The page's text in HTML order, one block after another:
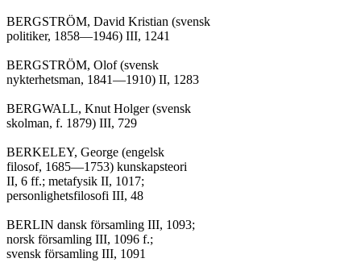
BERGSTRÖM, David Kristian (svensk
politiker, 1858—1946) III, 1241
BERGSTRÖM, Olof (svensk
nykterhetsman, 1841—1910) II, 1283
BERGWALL, Knut Holger (svensk
skolman, f. 1879) III, 729
BERKELEY, George (engelsk
filosof, 1685—1753) kunskapsteori
II, 6 ff.; metafysik II, 1017;
personlighetsfilosofi III, 48
BERLIN dansk församling III, 1093;
norsk församling III, 1096 f.;
svensk församling III, 1091